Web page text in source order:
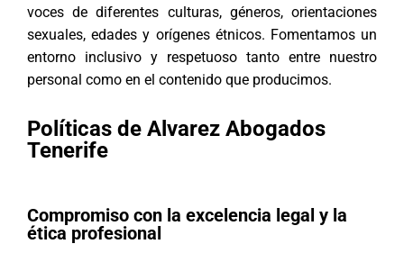
voces de diferentes culturas, géneros, orientaciones
sexuales, edades y orígenes étnicos. Fomentamos un
entorno inclusivo y respetuoso tanto entre nuestro
personal como en el contenido que producimos.
Políticas de Alvarez Abogados
Tenerife
Compromiso con la excelencia legal y la
ética profesional